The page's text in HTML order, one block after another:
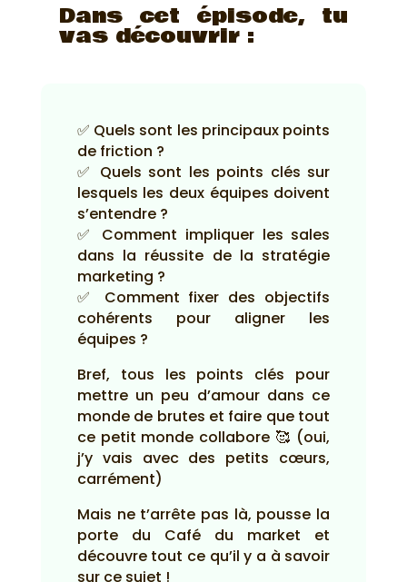
Dans cet épisode, tu
vas découvrir :
✅ Quels sont les principaux points
de friction ?
✅ Quels sont les points clés sur
lesquels les deux équipes doivent
s’entendre ?
✅ Comment impliquer les sales
dans la réussite de la stratégie
marketing ?
✅ Comment fixer des objectifs
cohérents pour aligner les
équipes ?
Bref, tous les points clés pour
mettre un peu d’amour dans ce
monde de brutes et faire que tout
ce petit monde collabore 🥰 (oui,
j’y vais avec des petits cœurs,
carrément)
Mais ne t’arrête pas là, pousse la
porte du Café du market et
découvre tout ce qu’il y a à savoir
sur ce sujet !